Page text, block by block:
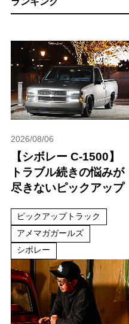
2026/08/06
【シボレー C-1500】
トラブル続きの悩みが
尽きないピックアップ
ピックアップトラック
アメマガガールズ
シボレー